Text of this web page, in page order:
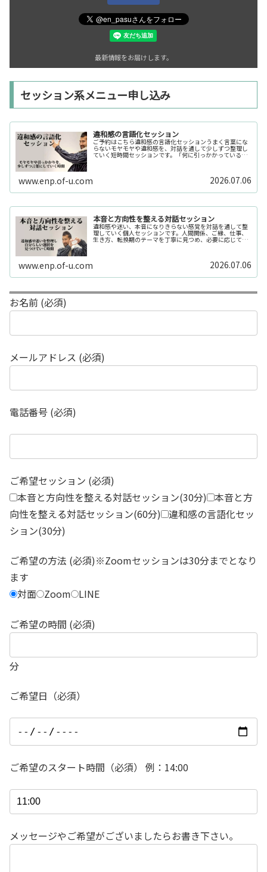
最新情報をお届けします。
セッション系メニュー申し込み
違和感の言語化セッション
ご予約はこちら違和感の言語化セッションうまく言葉にな
らないモヤモヤや違和感を、対話を通して少しずつ整理し
ていく短時間セッションです。「何に引っかかっているの
www.enp.of-u.com 2026.07.06
本音と方向性を整える対話セッション
違和感や迷い、本音になりきらない感覚を対話を通して整
理していく個人セッションです。人間関係、ご縁、仕事、
生き方、転換期のテーマを丁寧に見つめ、必要に応じてカ
www.enp.of-u.com 2026.07.06
お名前 (必須)
メールアドレス (必須)
電話番号 (必須)
ご希望セッション (必須)
本音と方向性を整える対話セッション(30分) 本音と方
向性を整える対話セッション(60分) 違和感の言語化セッ
ション(30分)
ご希望の方法 (必須)※Zoomセッションは30分までとなり
ます
対面 Zoom LINE
ご希望の時間 (必須)
分
ご希望日（必須）
ご希望のスタート時間（必須） 例：14:00
メッセージやご希望がございましたらお書き下さい。